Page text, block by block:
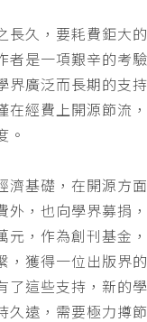
長久，要耗費鉅大
者是一項艱辛的考
界廣泛而長期的支
在經費上開源節流
。
濟基礎，在開源方
外，也向學界募捐
元，作為創刊基金
，獲得一位出版界
了這些支持，新的
久遠，需要極力撙